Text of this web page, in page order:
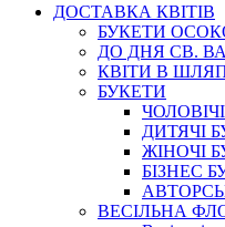
ДОСТАВКА КВІТІВ
БУКЕТИ
ДО ДНЯ СВ.
КВІТИ В
БУКЕТИ
ДИТЯЧІ
ЖІНОЧІ
БІЗНЕС
ВЕСІЛЬНА